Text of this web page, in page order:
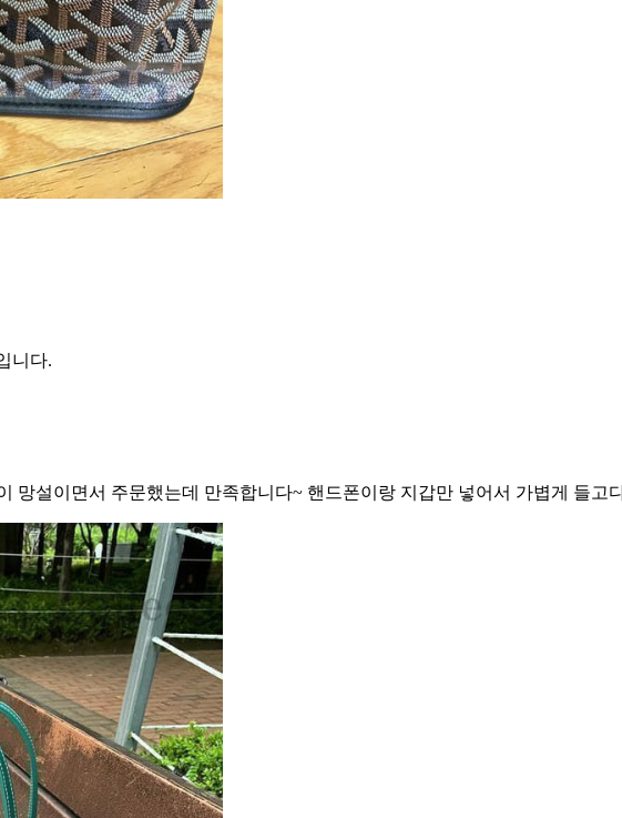
니다.
망설이면서 주문했는데 만족합니다~ 핸드폰이랑 지갑만 넣어서 가볍게 들고